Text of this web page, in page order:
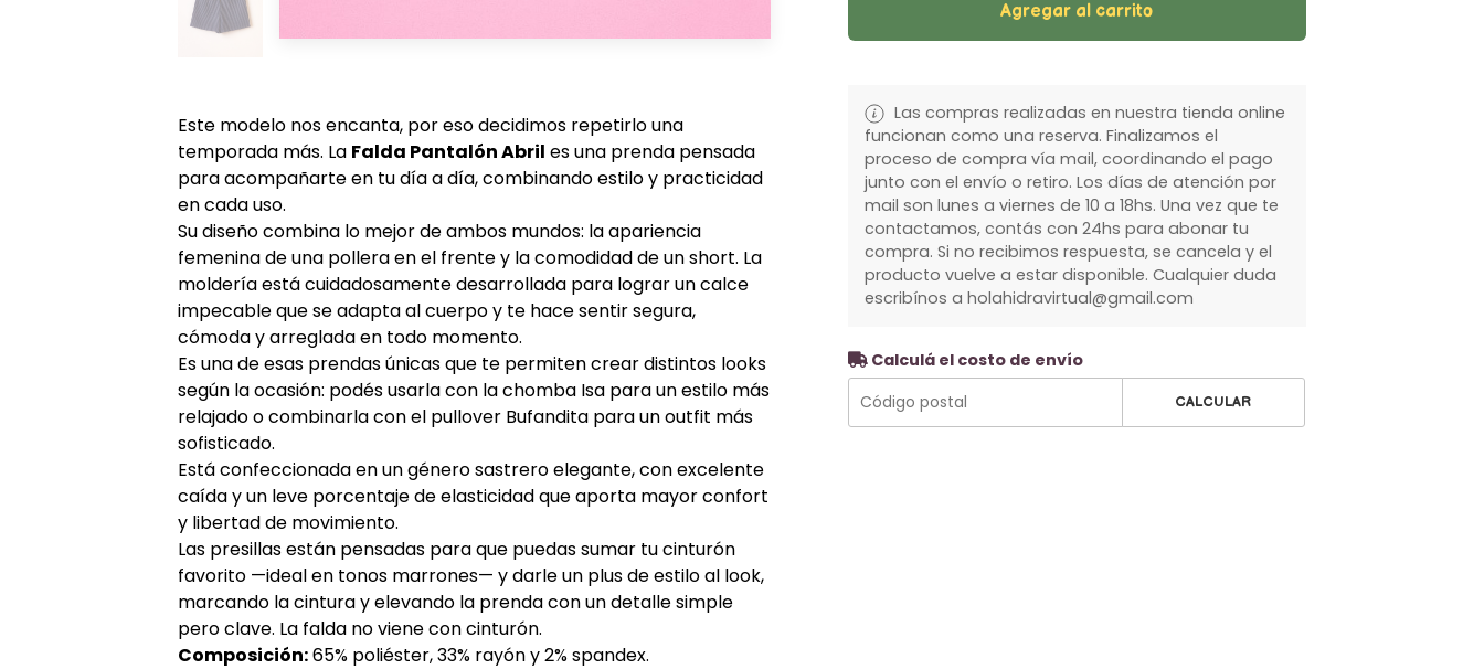
Este modelo nos encanta, por eso decidimos repetirlo una
temporada más. La Falda Pantalón Abril es una prenda pensada
para acompañarte en tu día a día, combinando estilo y practicidad
en cada uso.
Su diseño combina lo mejor de ambos mundos: la apariencia
femenina de una pollera en el frente y la comodidad de un short. La
moldería está cuidadosamente desarrollada para lograr un calce
impecable que se adapta al cuerpo y te hace sentir segura,
cómoda y arreglada en todo momento.
Es una de esas prendas únicas que te permiten crear distintos looks
según la ocasión: podés usarla con la chomba Isa para un estilo más
relajado o combinarla con el pullover Bufandita para un outfit más
sofisticado.
Está confeccionada en un género sastrero elegante, con excelente
caída y un leve porcentaje de elasticidad que aporta mayor confort
y libertad de movimiento.
Las presillas están pensadas para que puedas sumar tu cinturón
favorito —ideal en tonos marrones— y darle un plus de estilo al look,
marcando la cintura y elevando la prenda con un detalle simple
pero clave. La falda no viene con cinturón.
Composición:65% poliéster, 33% rayón y 2% spandex.
Agregar al carrito
Las compras realizadas en nuestra tienda online
funcionan como una reserva. Finalizamos el
proceso de compra vía mail, coordinando el pago
junto con el envío o retiro. Los días de atención por
mail son lunes a viernes de 10 a 18hs. Una vez que te
contactamos, contás con 24hs para abonar tu
compra. Si no recibimos respuesta, se cancela y el
producto vuelve a estar disponible. Cualquier duda
escribínos a holahidravirtual@gmail.com
Calculá el costo de envío
CALCULAR